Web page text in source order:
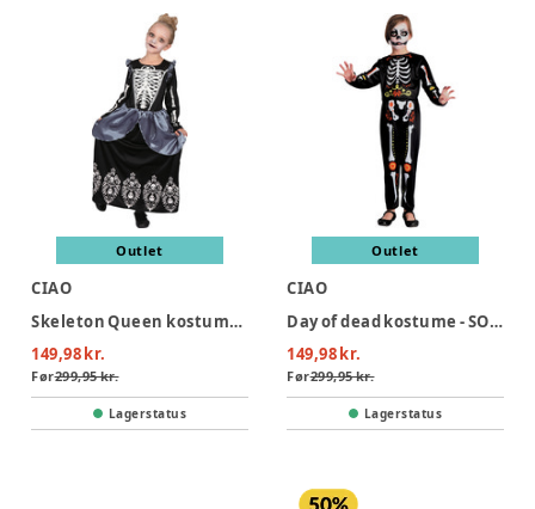
Outlet
CIAO
Skeleton Queen kostume - SORT
149,98 kr.
Før299,95 kr.
Lagerstatus
Outlet
CIAO
Day of dead kostume - SORT
149,98 kr.
Før299,95 kr.
Lagerstatus